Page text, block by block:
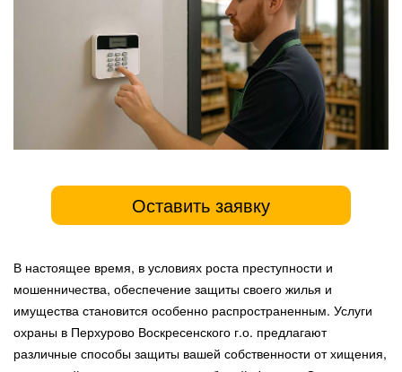
Оставить заявку
В настоящее время, в условиях роста преступности и
мошенничества, обеспечение защиты своего жилья и
имущества становится особенно распространенным. Услуги
охраны в Перхурово Воскресенского г.о. предлагают
различные способы защиты вашей собственности от хищения,